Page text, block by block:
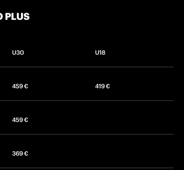
PLUS
U30 U18
459 € 419 €
459 €
369 €